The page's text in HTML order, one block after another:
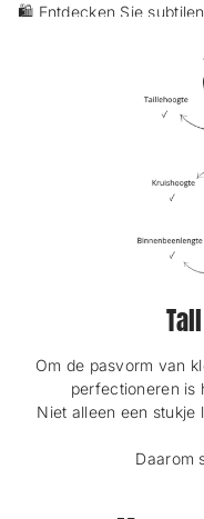
🛍️ Entdecken Sie
e
e
Om de pasvorm van
perfectioneren is
Niet alleen een stukje
Daarom